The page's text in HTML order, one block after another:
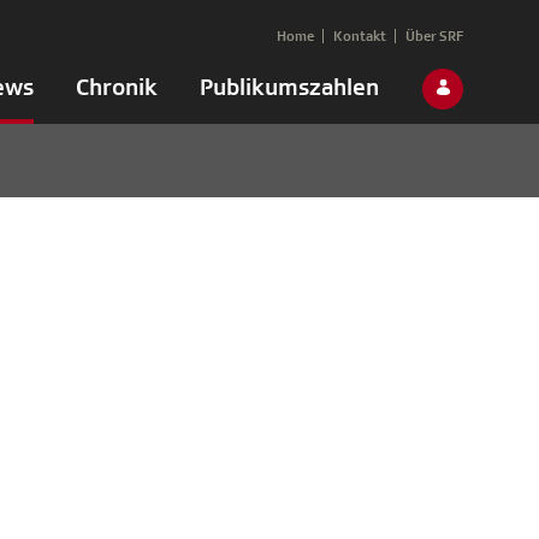
Chronik Publikumszahlen
Home Kontakt Über SRF